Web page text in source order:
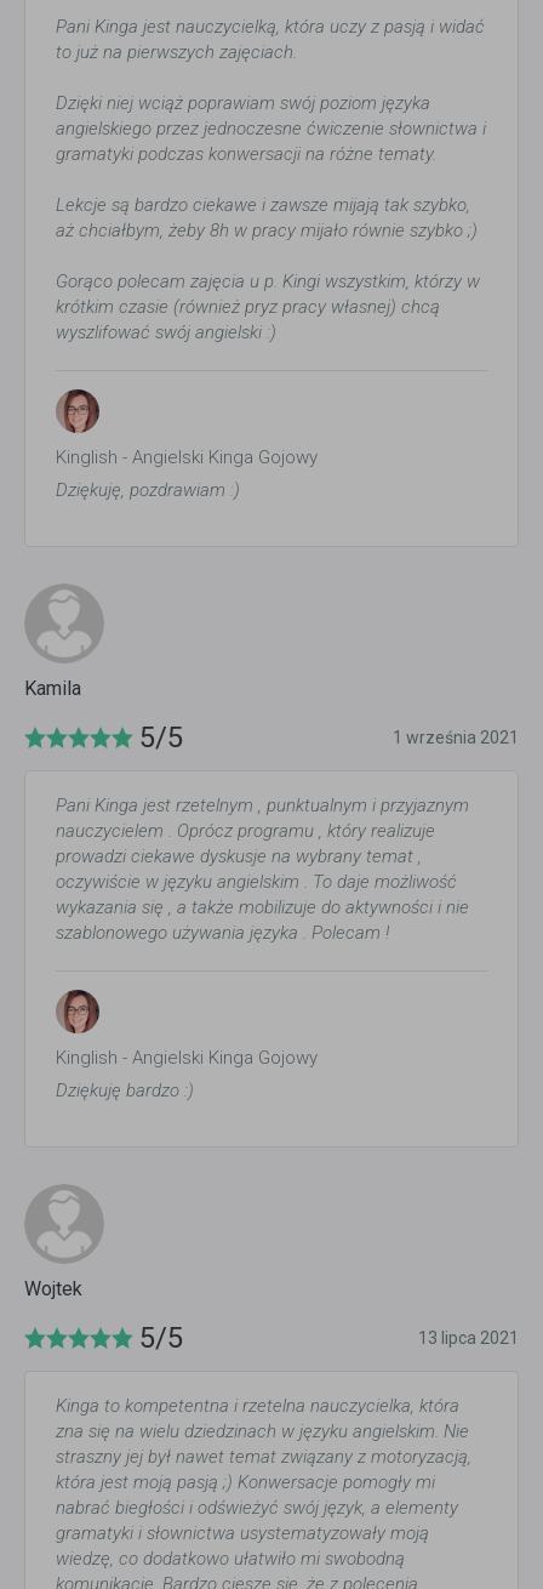
Pani Kinga jest nauczycielką, która uczy z pasją i widać
to już na pierwszych zajęciach.
Dzięki niej wciąż poprawiam swój poziom języka
angielskiego przez jednoczesne ćwiczenie słownictwa i
gramatyki podczas konwersacji na różne tematy.
Lekcje są bardzo ciekawe i zawsze mijają tak szybko,
aż chciałbym, żeby 8h w pracy mijało równie szybko ;)
Gorąco polecam zajęcia u p. Kingi wszystkim, którzy w
krótkim czasie (również pryz pracy własnej) chcą
wyszlifować swój angielski :)
Kinglish - Angielski Kinga Gojowy
Dziękuję, pozdrawiam :)
Kamila
5/5 1 września 2021
Pani Kinga jest rzetelnym , punktualnym i przyjaznym
nauczycielem . Oprócz programu , który realizuje
prowadzi ciekawe dyskusje na wybrany temat ,
oczywiście w języku angielskim . To daje możliwość
wykazania się , a także mobilizuje do aktywności i nie
szablonowego używania języka . Polecam !
Kinglish - Angielski Kinga Gojowy
Dziękuję bardzo :)
Wojtek
5/5 13 lipca 2021
Kinga to kompetentna i rzetelna nauczycielka, która
zna się na wielu dziedzinach w języku angielskim. Nie
straszny jej był nawet temat związany z motoryzacją,
która jest moją pasją ;) Konwersacje pomogły mi
nabrać biegłości i odświeżyć swój język, a elementy
gramatyki i słownictwa usystematyzowały moją
wiedzę, co dodatkowo ułatwiło mi swobodną
komunikację. Bardzo cieszę się, że z polecenia